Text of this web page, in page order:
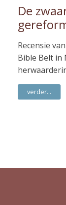
De
Recensie
Bible Belt in
verder...